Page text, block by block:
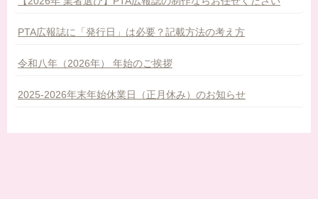
PTA広報誌に「発行日」は必要？記載方法の考え方
令和八年（2026年） 年始のご挨拶
2025-2026年末年始休業日（正月休み）のお知らせ